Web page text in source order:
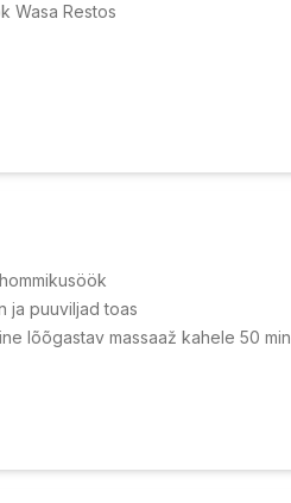
Wasa Restos
ja puuviljad toas
lõõgastav massaaž kahele 50 min